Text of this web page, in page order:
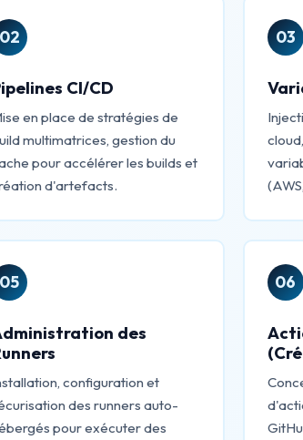
02
CI/CD
en place de stratégies de
multimatrices, gestion du
pour accélérer les builds et
d'artefacts.
03
05
des
configuration et
des runners auto-
pour exécuter des
06